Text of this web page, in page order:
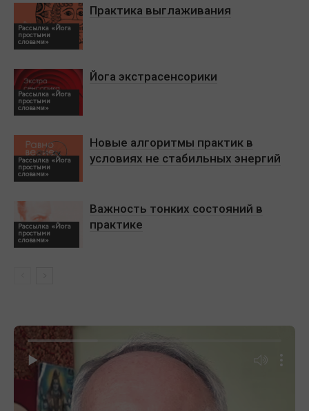
Рассылка «Йога
простыми
словами»
Практика выглаживания
Рассылка «Йога
простыми
словами»
Йога экстрасенсорики
Рассылка «Йога
простыми
словами»
Новые алгоритмы практик в
условиях не стабильных энергий
Рассылка «Йога
простыми
словами»
Важность тонких состояний в
практике